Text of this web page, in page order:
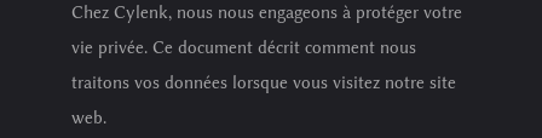
Chez Cylenk, nous nous engageons à protéger votre
vie privée. Ce document décrit comment nous
traitons vos données lorsque vous visitez notre site
web.